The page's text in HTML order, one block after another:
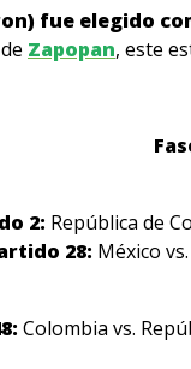
fue elegido
Zapopan, este
2: República de
28: México
Colombia vs.